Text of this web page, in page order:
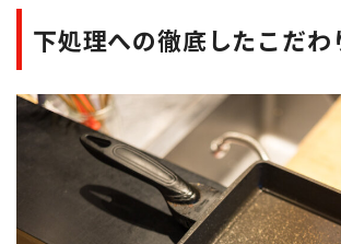
下処理への徹底したこだわ